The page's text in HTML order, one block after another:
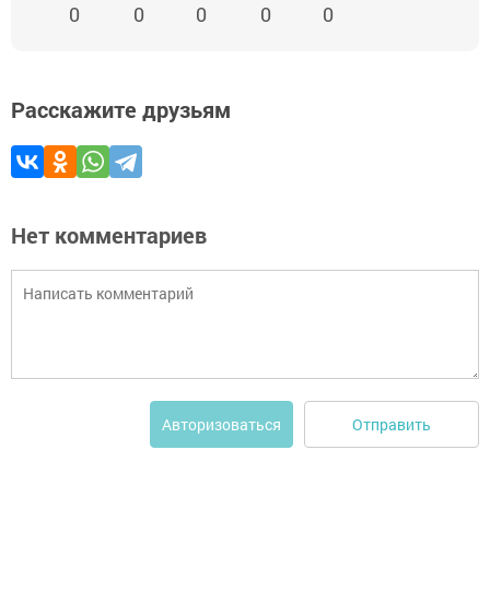
0 0 0 0 0
Расскажите друзьям
Нет комментариев
Авторизоваться Отправить